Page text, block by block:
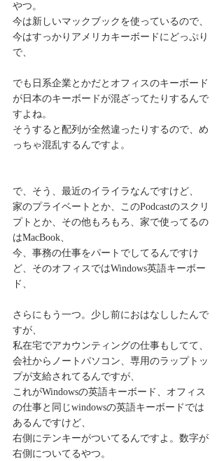
やつ。
今は新しいマックブックを使っているので、
今はすっかりアメリカキーボードにどっぷり
で、
でも日系企業とかだとオフィスのキーボード
が日本のキーボードが混ざってたりするんで
すよね。
そうすると配列が全然違ったりするので、め
っちゃ混乱するんですよ。
で、そう、最近のイライラなんですけど、
家のプライベートとか、このPodcastのスクリ
プトとか、その他もろもろ、家で使ってるの
はMacBook、
今、事務の仕事をパートでしてるんですけ
ど、そのオフィスではWindows英語キーボー
ド、
さらにもう一つ。少し前におはなししたんで
すが、
私在宅でアカウンティングの仕事もしてて、
会社からノートパソコン、専用のラップトッ
プが支給されてるんですが、
これがWindowsの英語キーボード、オフィス
の仕事と同じwindowsの英語キーボードでは
あるんですけど、
右側にテンキーがついてるんですよ。数字が
右側についてるやつ。